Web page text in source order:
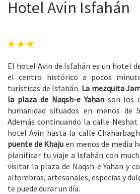
Hotel Avin Isfahán
El hotel Avin de Isfahán es un hotel
el centro histórico a pocos
turísticas de Isfahán. La mezquita
la plaza de Naqsh-e Yahanson los
humanidad situados en menos de
Además continuando la calle
hotel Avin hasta la calle
puente de Khaju en menos de media
planificar tu viaje a Isfahán con
visitar la plaza de Naqsh-e Yahan y
alfombras, artesanales, especias y
te puede durar un día.